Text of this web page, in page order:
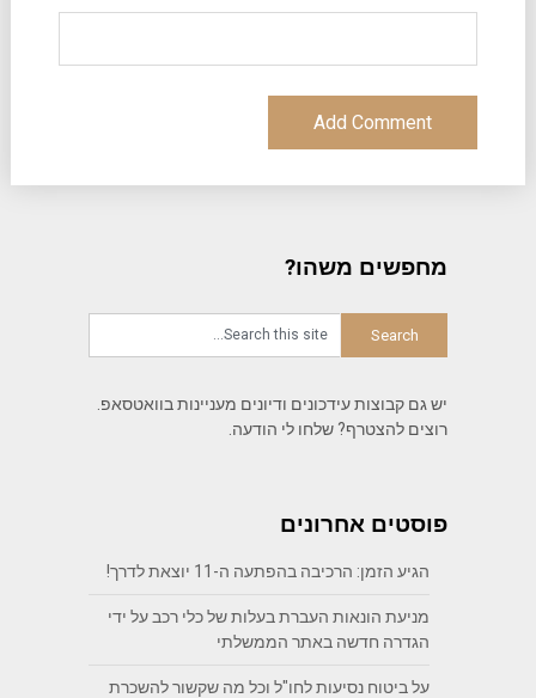
מחפשים משהו?
יש גם קבוצות עידכונים ודיונים מעניינות בוואטסאפ.
רוצים להצטרף? שלחו לי הודעה.
פוסטים אחרונים
הגיע הזמן: הרכיבה בהפתעה ה-11 יוצאת לדרך!
מניעת הונאות העברת בעלות של כלי רכב על ידי
הגדרה חדשה באתר הממשלתי
על ביטוח נסיעות לחו"ל וכל מה שקשור להשכרת